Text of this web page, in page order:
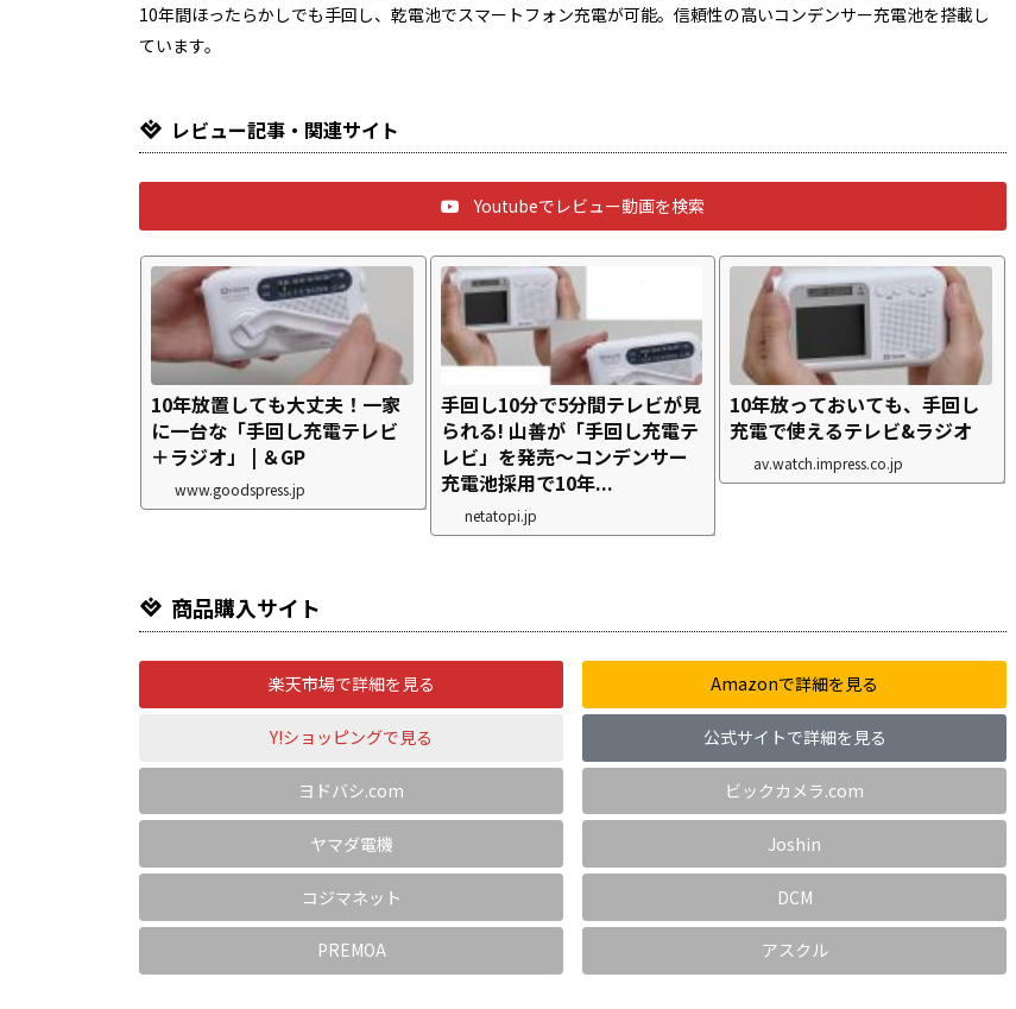
10年間ほったらかしでも手回し、乾電池でスマートフォン充電が可能。信頼性の高いコンデンサー充電池を搭載し
ています。
レビュー記事・関連サイト
Youtubeでレビュー動画を検索
10年放置しても大丈夫！一家
に一台な「手回し充電テレビ
＋ラジオ」 | ＆GP
www.goodspress.jp
手回し10分で5分間テレビが見
られる! 山善が「手回し充電テ
レビ」を発売～コンデンサー
充電池採用で10年...
netatopi.jp
10年放っておいても、手回し
充電で使えるテレビ&ラジオ
av.watch.impress.co.jp
商品購入サイト
楽天市場で詳細を見る Amazonで詳細を見る
Y!ショッピングで見る 公式サイトで詳細を見る
ヨドバシ.com ビックカメラ.com
ヤマダ電機 Joshin
コジマネット DCM
PREMOA アスクル